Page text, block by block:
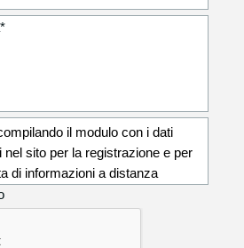
il modulo con i dati
nel sito per la registrazione e per
di informazioni a distanza
Degidio Auto srl a comunicare i
non sensibili (residenza,
ai corrieri di fiducia